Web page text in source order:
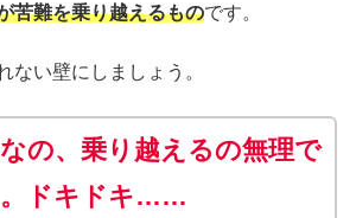
苦難を乗り越えるものです。
ない壁にしましょう。
の、乗り越えるの無理で
。ドキドキ……